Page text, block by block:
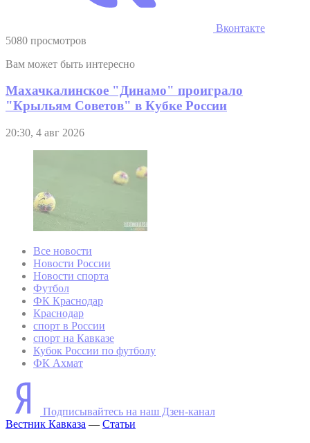
Вконтакте
5080 просмотров
Вам может быть интересно
Махачкалинское "Динамо" проиграло
"Крыльям Советов" в Кубке России
20:30, 4 авг 2026
Все новости
Новости России
Новости спорта
Футбол
ФК Краснодар
Краснодар
спорт в России
спорт на Кавказе
Кубок России по футболу
ФК Ахмат
Подписывайтесь на наш Дзен-канал
Вестник Кавказа — Статьи